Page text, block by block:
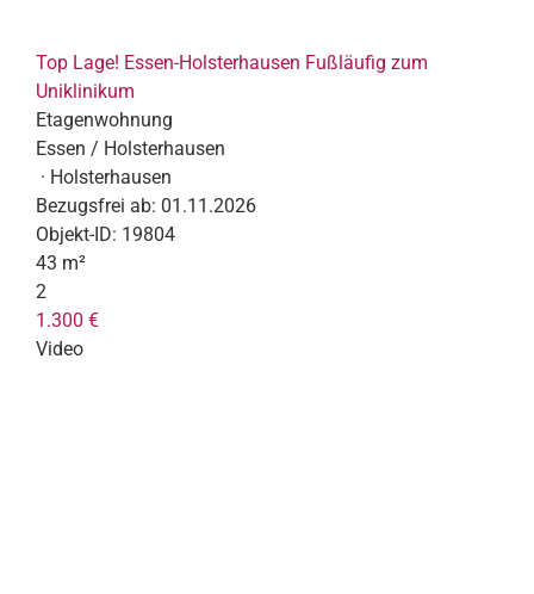
Top Lage! Essen-Holsterhausen Fußläufig zum
Uniklinikum
Etagenwohnung
Essen / Holsterhausen
· Holsterhausen
Bezugsfrei ab: 01.11.2026
Objekt-ID: 19804
43 m²
2
1.300 €
Video